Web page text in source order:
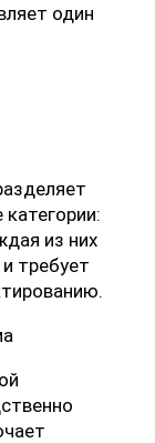
один
из них
требует